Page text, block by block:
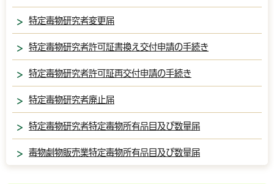
特定毒物研究者変更届
特定毒物研究者許可証書換え交付申請の手続き
特定毒物研究者許可証再交付申請の手続き
特定毒物研究者廃止届
特定毒物研究者特定毒物所有品目及び数量届
毒物劇物販売業特定毒物所有品目及び数量届